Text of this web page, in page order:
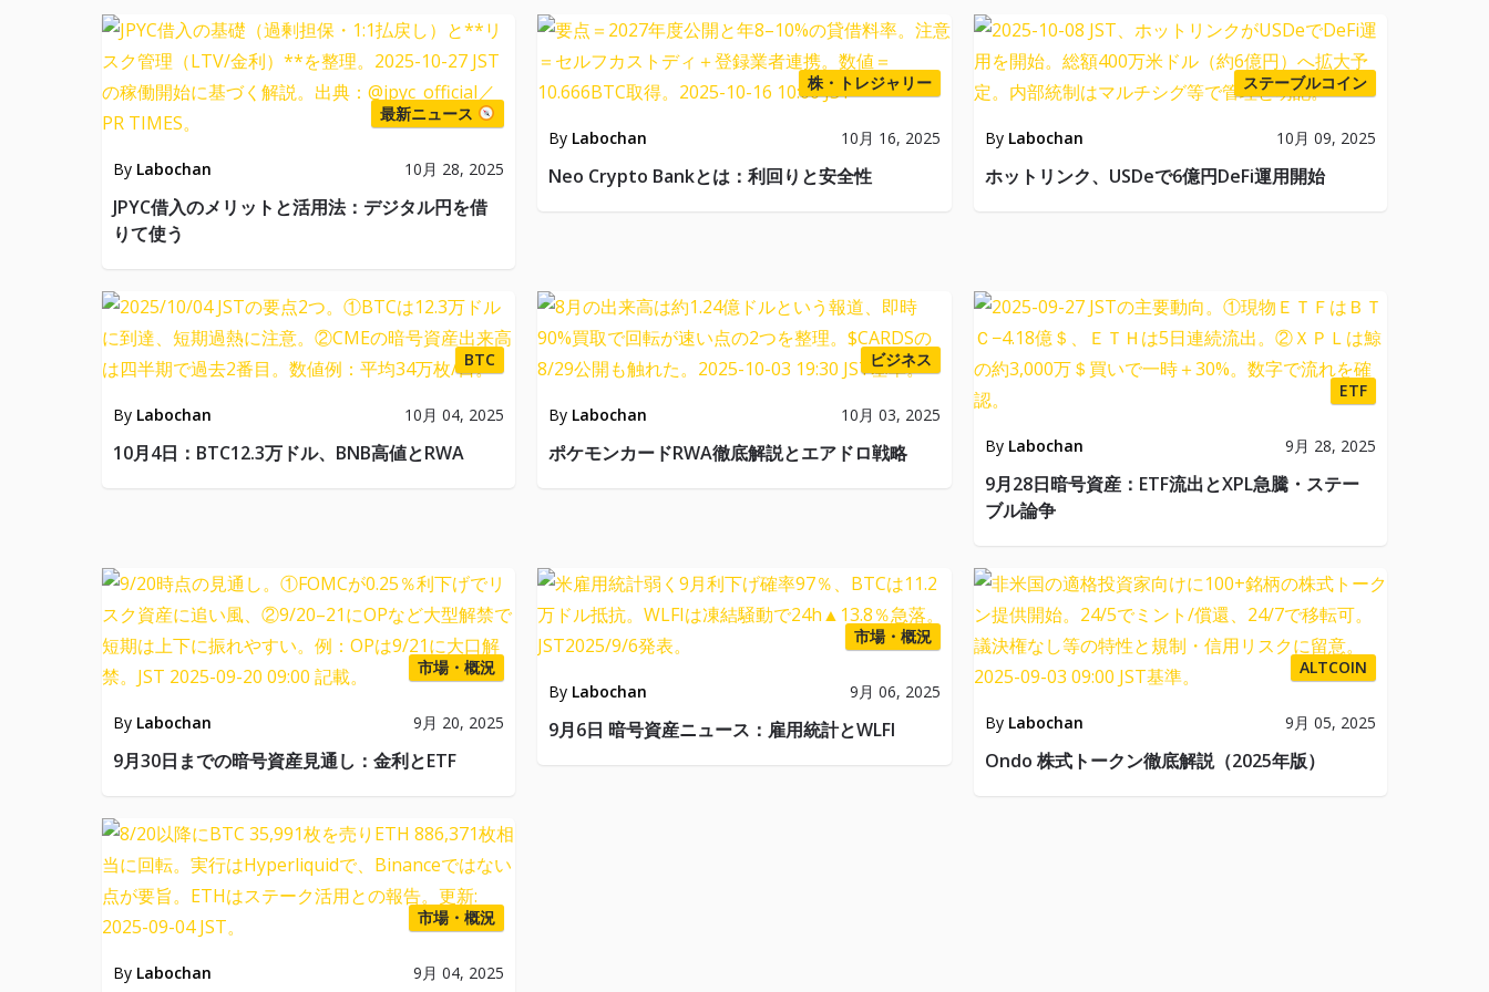
最新ニュース
By Labochan 10月 28, 2025
JPYC借入のメリットと活用法：デジタル円を借
りて使う
株・トレジャリー
By Labochan 10月 16, 2025
Neo Crypto Bankとは：利回りと安全性
ステーブルコイン
By Labochan 10月 09, 2025
ホットリンク、USDeで6億円DeFi運用開始
BTC
By Labochan 10月 04, 2025
10月4日：BTC12.3万ドル、BNB高値とRWA
ビジネス
By Labochan 10月 03, 2025
ポケモンカードRWA徹底解説とエアドロ戦略
ETF
By Labochan 9月 28, 2025
9月28日暗号資産：ETF流出とXPL急騰・ステー
ブル論争
市場・概況
By Labochan 9月 20, 2025
9月30日までの暗号資産見通し：金利とETF
市場・概況
By Labochan 9月 06, 2025
9月6日 暗号資産ニュース：雇用統計とWLFI
ALTCOIN
By Labochan 9月 05, 2025
Ondo 株式トークン徹底解説（2025年版）
市場・概況
By Labochan 9月 04, 2025